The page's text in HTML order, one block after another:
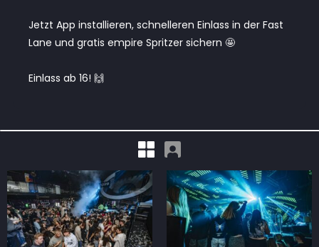
Jetzt App installieren, schnelleren Einlass in der Fast
Lane und gratis empire Spritzer sichern 🤩
Einlass ab 16! 🙌